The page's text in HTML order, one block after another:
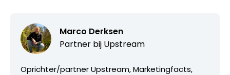
Marco Derksen
Partner bij Upstream
Oprichter/partner Upstream, Marketingfacts,